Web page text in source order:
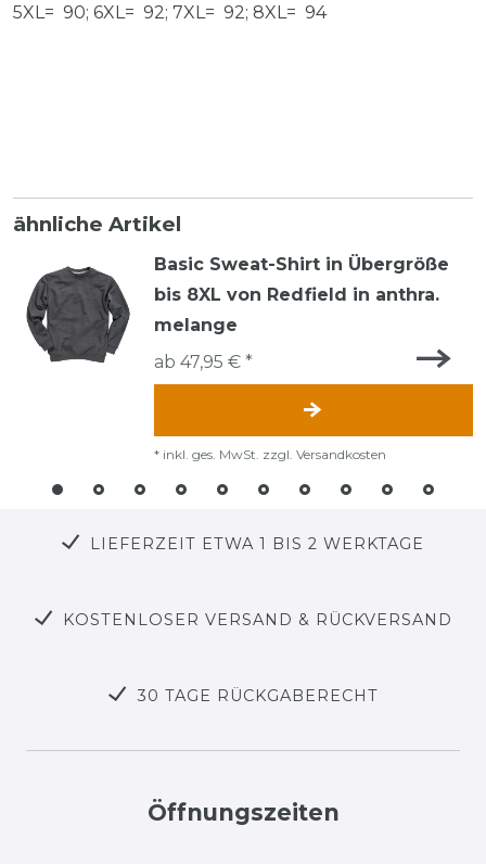
5XL= 90; 6XL= 92; 7XL= 92; 8XL= 94
ähnliche Artikel
Basic Sweat-Shirt in Übergröße
bis 8XL von Redfield in anthra.
melange
ab 47,95 € *
* inkl. ges. MwSt. zzgl. Versandkosten
LIEFERZEIT ETWA 1 BIS 2 WERKTAGE
KOSTENLOSER VERSAND & RÜCKVERSAND
30 TAGE RÜCKGABERECHT
Öffnungszeiten